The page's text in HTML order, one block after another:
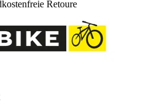
Retoure